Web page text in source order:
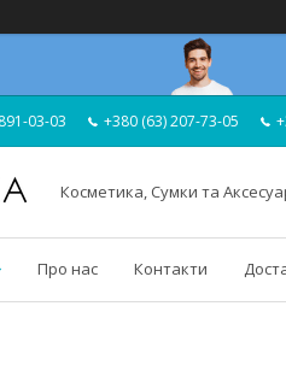
03-03 +380 (63) 207-73-05
Косметика, Сумки та
Про нас Контакти